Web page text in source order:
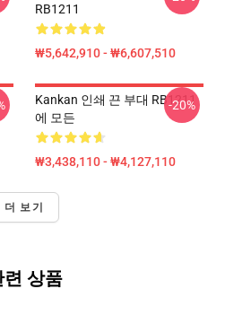
RB1211
₩5,642,910 - ₩6,607,510
Kankan 인쇄 끈 부대 RB1211
에 모든
₩3,438,110 - ₩4,127,110
-20%
더 보기
련 상품